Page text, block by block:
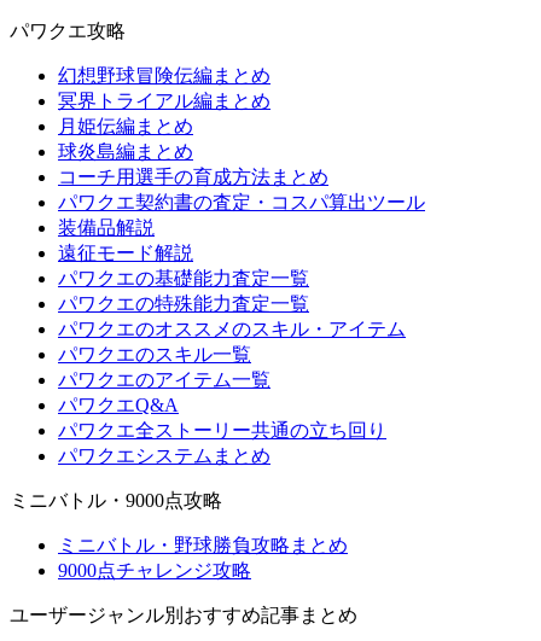
パワクエ攻略
幻想野球冒険伝編まとめ
冥界トライアル編まとめ
月姫伝編まとめ
球炎島編まとめ
コーチ用選手の育成方法まとめ
パワクエ契約書の査定・コスパ算出ツール
装備品解説
遠征モード解説
パワクエの基礎能力査定一覧
パワクエの特殊能力査定一覧
パワクエのオススメのスキル・アイテム
パワクエのスキル一覧
パワクエのアイテム一覧
パワクエQ&A
パワクエ全ストーリー共通の立ち回り
パワクエシステムまとめ
ミニバトル・9000点攻略
ミニバトル・野球勝負攻略まとめ
9000点チャレンジ攻略
ユーザージャンル別おすすめ記事まとめ